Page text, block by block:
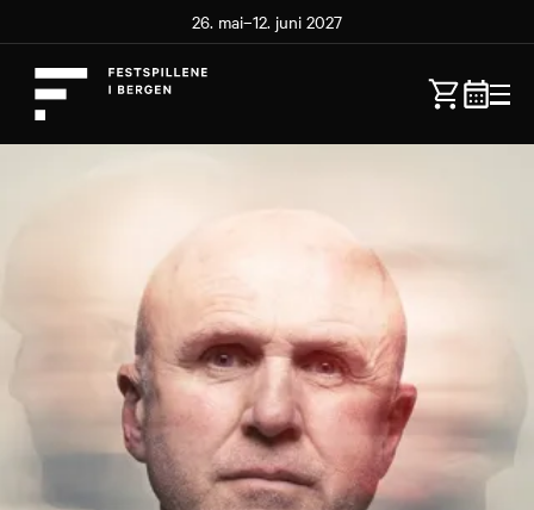
26. mai–12. juni 2027